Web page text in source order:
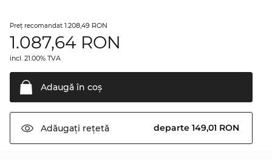
Preţ recomandat 1.208,49 RON
1.087,64 RON
incl. 21.00% TVA
Adaugă în coş
Adăugați rețetă departe 149,01 RON